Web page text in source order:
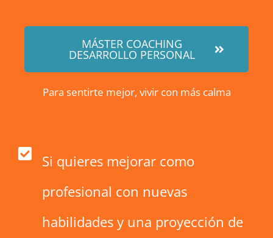
MÁSTER COACHING
DESARROLLO PERSONAL
Para sentirte mejor, vivir con más calma
Si quieres mejorar como
profesional con nuevas
habilidades y una proyección de